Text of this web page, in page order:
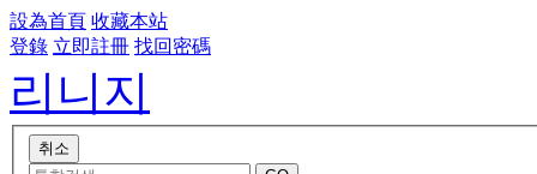
設為首頁 收藏本站
登錄 立即註冊 找回密碼
리니지